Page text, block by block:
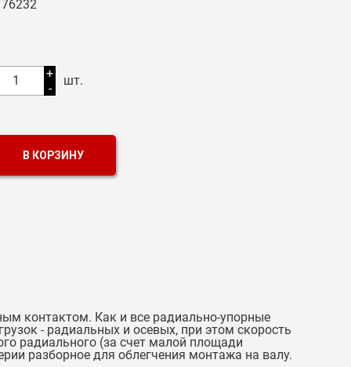
1
+
-
шт.
В КОРЗИНУ
контактом. Как и все радиально-упорные
- радиальных и осевых, при этом скорость
радиального (за счет малой площади
разборное для облегчения монтажа на валу.